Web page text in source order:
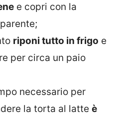
e copri con la
riponi tutto in frigo e
per circa un paio
necessario per
la torta al latte è